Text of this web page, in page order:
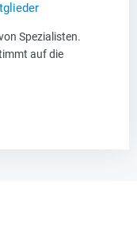
Spezialisten.
auf die